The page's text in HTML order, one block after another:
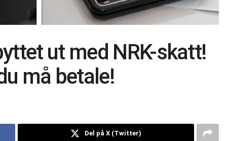
ut med NRK-skatt!
må betale!
Del på X (Twitter)